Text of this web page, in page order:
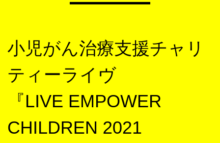
小児がん治療支援チャリ
ティーライヴ
『LIVE EMPOWER
CHILDREN 2021